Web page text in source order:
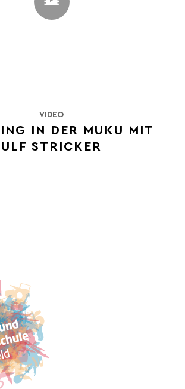
VIDEO
IN DER MUKU MIT
ULF STRICKER